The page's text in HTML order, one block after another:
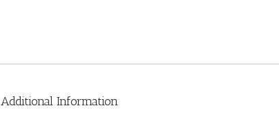
Additional Information